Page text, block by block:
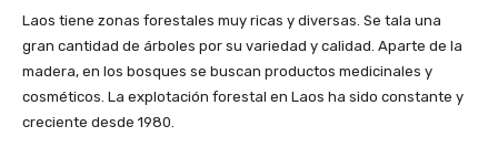
Laos tiene zonas forestales muy ricas y diversas. Se tala una
gran cantidad de árboles por su variedad y calidad. Aparte de la
madera, en los bosques se buscan productos medicinales y
cosméticos. La explotación forestal en Laos ha sido constante y
creciente desde 1980.